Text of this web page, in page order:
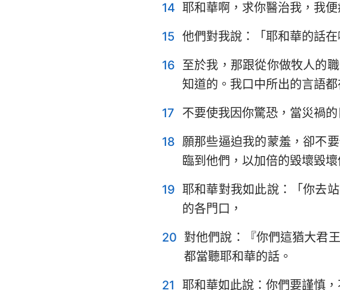
瑪拉基書
14 耶和華啊，求你醫治我，我
15 他們對我說：「耶和華的話在
16 至於我，那跟從你做牧人的
知道的。我口中所出的言語都
17
不要使我因你驚恐，當災禍
18 願那些逼迫我的蒙羞，卻不
臨到他們，以加倍的毀壞毀壞
19 耶和華對我如此說：「你去
的各門口，
20 對他們說：『你們這猶大君
都當聽耶和華的話。
21
耶和華如此說：你們要謹慎